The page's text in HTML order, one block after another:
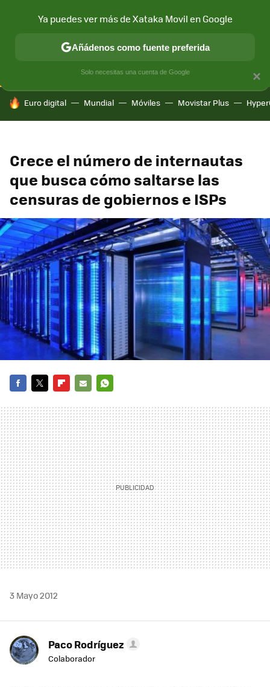
CONECTIVIDAD MÓVIL Y SOCIEDAD APLICACIONES
HOY SE HABLA DE
Euro digital Mundial Móviles Movistar Plus
Crece el número de internautas
que busca cómo saltarse las
censuras de gobiernos e ISPs
MAIL
3 Mayo 2012
Paco Rodríguez
Colaborador
×
Ya puedes ver más de Xataka Movil en Google
Añádenos como fuente preferida
Solo necesitas una cuenta de Google